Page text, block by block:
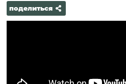
поделиться